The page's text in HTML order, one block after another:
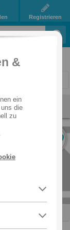
Registrieren
1000
&
ein
die
zu